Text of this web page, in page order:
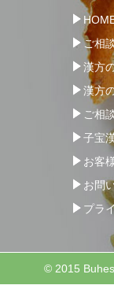
ご相
漢方
漢方
ご相
子宝
お客
お問
プラ
© 2015